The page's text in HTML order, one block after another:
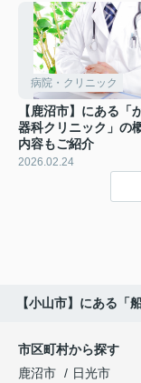
病院・クリニック
【鹿沼市】にある「
器科クリニック」の
内容もご紹介
2026.02.24
【小山市】にある「
市区町村から探す
鹿沼市
日光市